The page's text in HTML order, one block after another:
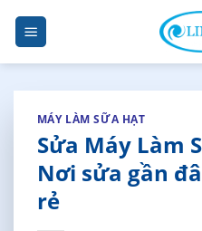
Skip
content
MÁY LÀM SỮA HẠT
Sửa Máy Làm
Nơi sửa gần
rẻ